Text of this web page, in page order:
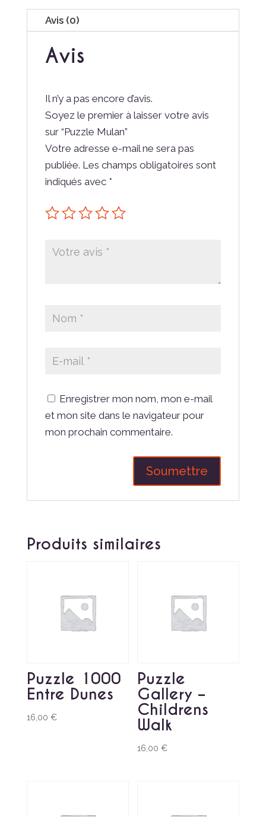
Avis (0)
Avis
Il n’y a pas encore d’avis.
Soyez le premier à laisser votre avis
sur “Puzzle Mulan”
Votre adresse e-mail ne sera pas
publiée. Les champs obligatoires sont
indiqués avec *
Enregistrer mon nom, mon e-mail
et mon site dans le navigateur pour
mon prochain commentaire.
Produits similaires
Puzzle 1000
Entre Dunes
16,00 €
Puzzle
Gallery –
Childrens
Walk
16,00€